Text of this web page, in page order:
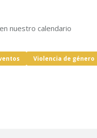
nuestro calendario
Violencia de género